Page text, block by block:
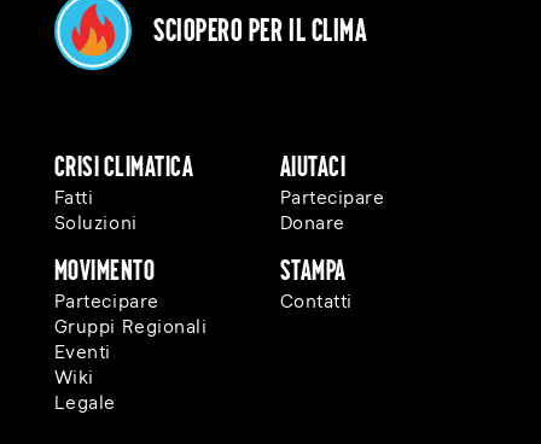
EVENTI
DONARE
Sciopero per il clima
Crisi Climatica
Fatti
Soluzioni
Aiutaci
Partecipare
Donare
Movimento
Partecipare
Gruppi Regionali
Eventi
Wiki
Legale
Stampa
Contatti